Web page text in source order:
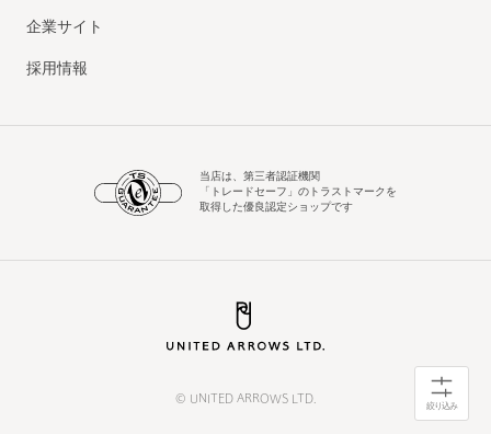
絞り込み
企業サイト
採用情報
当店は、第三者認証機関
「トレードセーフ」のトラストマークを
取得した優良認定ショップです
© UNITED ARROWS LTD.